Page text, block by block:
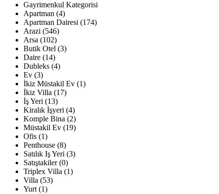
Gayrimenkul Kategorisi
Apartman (4)
Apartman Dairesi (174)
Arazi (546)
Arsa (102)
Butik Otel (3)
Daire (14)
Dubleks (4)
Ev (3)
İkiz Müstakil Ev (1)
İkiz Villa (17)
İş Yeri (13)
Kiralık İşyeri (4)
Komple Bina (2)
Müstakil Ev (19)
Ofis (1)
Penthouse (8)
Satılık Iş Yeri (3)
Satıştakiler (0)
Triplex Villa (1)
Villa (53)
Yurt (1)